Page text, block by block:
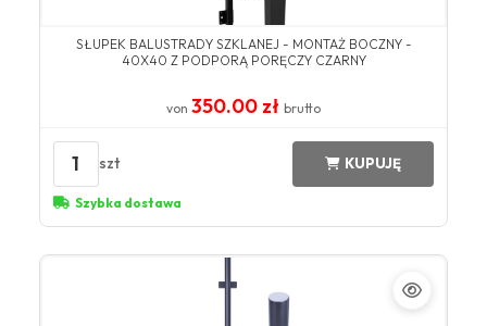
SŁUPEK BALUSTRADY SZKLANEJ - MONTAŻ BOCZNY -
40X40 Z PODPORĄ PORĘCZY CZARNY
von 350.00 zł brutto
1 szt KUPUJĘ
Szybka dostawa